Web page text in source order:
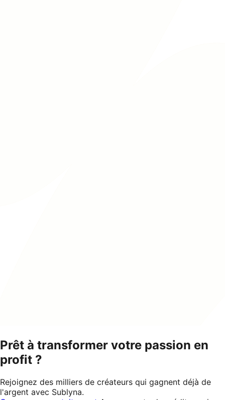
Prêt à transformer votre passion en
profit ?
Rejoignez des milliers de créateurs qui gagnent déjà de
l'argent avec Sublyna.